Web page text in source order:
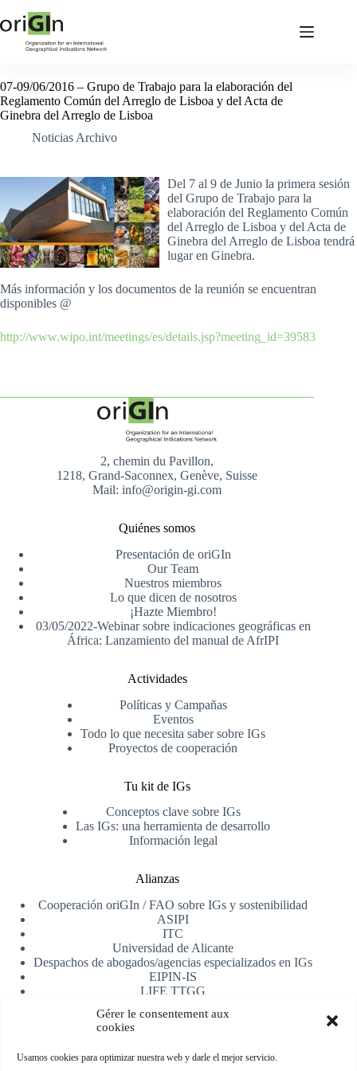
Gérer le consentement aux
cookies
Usamos cookies para optimizar nuestra web y darle el mejor servicio.
07-09/06/2016 – Grupo de Trabajo para la elaboración del
Reglamento Común del Arreglo de Lisboa y del Acta de
Ginebra del Arreglo de Lisboa
Noticias Archivo
Del 7 al 9 de Junio la primera sesión
del Grupo de Trabajo para la
elaboración del Reglamento Común
del Arreglo de Lisboa y del Acta de
Ginebra del Arreglo de Lisboa tendrá
lugar en Ginebra.
Más información y los documentos de la reunión se encuentran
disponibles @
http://www.wipo.int/meetings/es/details.jsp?meeting_id=39583
2, chemin du Pavillon,
1218, Grand-Saconnex, Genève, Suisse
Mail: info@origin-gi.com
Quiénes somos
Presentación de oriGIn
Our Team
Nuestros miembros
Lo que dicen de nosotros
¡Hazte Miembro!
03/05/2022-Webinar sobre indicaciones geográficas en
África: Lanzamiento del manual de AfrIPI
Actividades
Políticas y Campañas
Eventos
Todo lo que necesita saber sobre IGs
Proyectos de cooperación
Tu kit de IGs
Conceptos clave sobre IGs
Las IGs: una herramienta de desarrollo
Información legal
Alianzas
Cooperación oriGIn / FAO sobre IGs y sostenibilidad
ASIPI
ITC
Universidad de Alicante
Despachos de abogados/agencias especializados en IGs
EIPIN-IS
LIFE TTGG